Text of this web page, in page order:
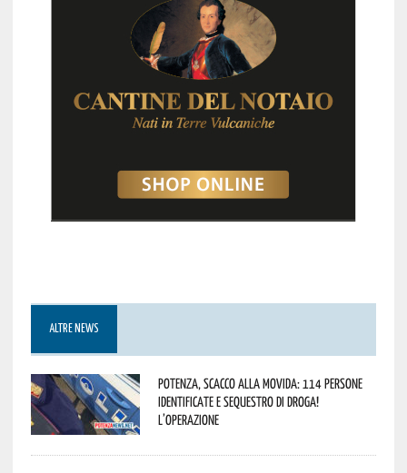
ALTRE NEWS
Potenza, scacco alla movida: 114 persone
identificate e sequestro di droga!
L’operazione